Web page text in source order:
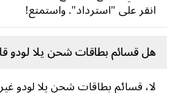
على "استرداد". واستمتع!
قسائم بطاقات شحن يلا لودو قابلة
قسائم بطاقات شحن يلا لودو غير قابلة